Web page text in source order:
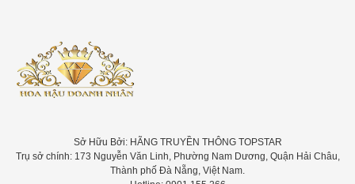
Sở Hữu Bởi: HÃNG TRUYỀN THÔNG TOPSTAR
Trụ sở chính: 173 Nguyễn Văn Linh, Phường Nam Dương, Quận Hải Châu,
Thành phố Đà Nẵng, Việt Nam.